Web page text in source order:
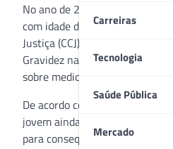
Carreiras
Tecnologia
Saúde Pública
Mercado
No ano de 2018, foram
com idade dentre 10 e 19
Justiça (CCJ) da Câmara dos
Gravidez na Adolescência a
sobre medidas preventivas e
De acordo com a Organização
jovem ainda não está
para consequências maiores